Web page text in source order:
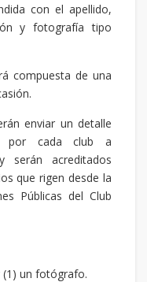
con el apellido,
y fotografía tipo
compuesta de una
enviar un detalle
por cada club a
serán acreditados
que rigen desde la
Públicas del Club
(1) un fotógrafo.